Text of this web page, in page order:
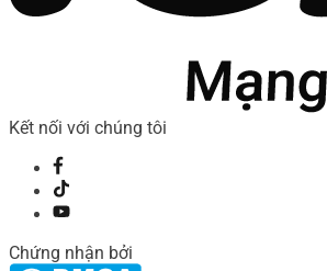
Kết nối với chúng tôi
Chứng nhận bởi